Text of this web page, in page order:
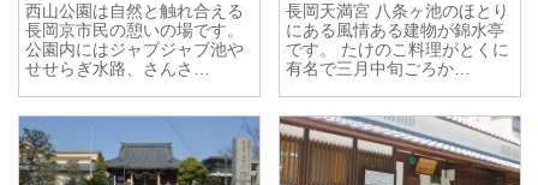
西山公園は自然と触れ合える
長岡京市民の憩いの場です。
公園内にはジャブジャブ池や
せせらぎ水路、さんさ…
長岡天満宮 八条ヶ池のほとり
にある風情ある建物が錦水亭
です。 たけのこ料理がとくに
有名で三月中旬ごろか…